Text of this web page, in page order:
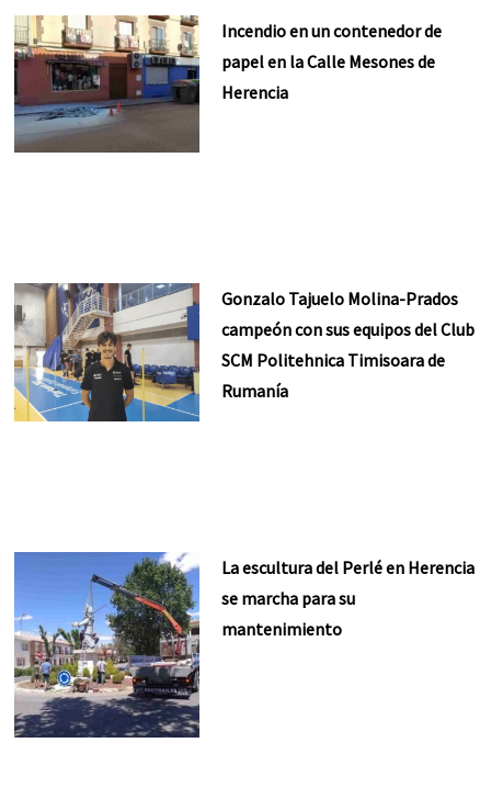
Incendio en un contenedor de
papel en la Calle Mesones de
Herencia
Gonzalo Tajuelo Molina-Prados
campeón con sus equipos del Club
SCM Politehnica Timisoara de
Rumanía
La escultura del Perlé en Herencia
se marcha para su
mantenimiento